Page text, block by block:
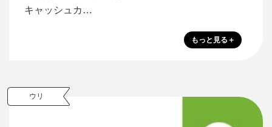
キャッシュカ…
ウリ